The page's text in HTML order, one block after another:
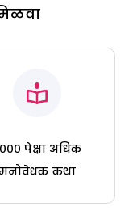
पेक्षा अधिक
कथा